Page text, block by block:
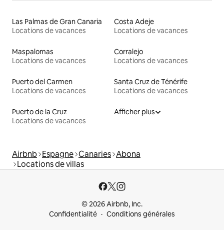
Las Palmas de Gran Canaria
Locations de vacances
Costa Adeje
Locations de vacances
Maspalomas
Locations de vacances
Corralejo
Locations de vacances
Puerto del Carmen
Locations de vacances
Santa Cruz de Ténérife
Locations de vacances
Puerto de la Cruz
Locations de vacances
Afficher plus
Airbnb Espagne Canaries Abona
Locations de villas
© 2026 Airbnb, Inc.
Confidentialité
Conditions générales